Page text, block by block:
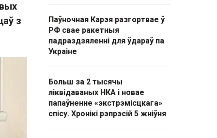
з
Паўночная Карэя разгортвае ў
РФ свае ракетныя
падраздзяленні для ўдараў па
Украіне
Больш за 2 тысячы
ліквідаваных НКА і новае
папаўненне «экстрэмісцкага»
спісу. Хронікі рэпрэсій 5 жніўня